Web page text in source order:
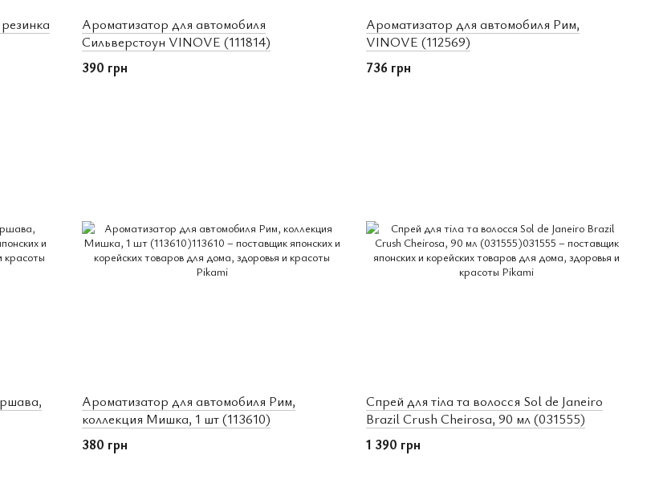
Ароматизатор для автомобиля
Сильверстоун VINOVE (111814)
390 грн
Ароматизатор для автомобиля Рим,
VINOVE (112569)
736 грн
Ароматизатор для автомобиля Рим,
коллекция Мишка, 1 шт (113610)
380 грн
Спрей для тіла та волосся Sol de Janeiro
Brazil Crush Cheirosa, 90 мл (031555)
1 390 грн